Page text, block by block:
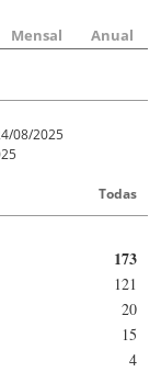
Mensal Anual
08/2025
Todas
173
121
20
15
4